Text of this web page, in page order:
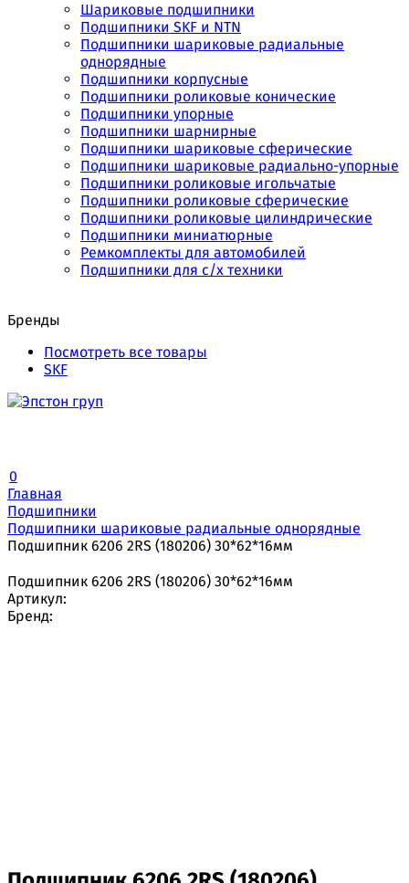
Шариковые подшипники
Подшипники SKF и NTN
Подшипники шариковые радиальные
однорядные
Подшипники корпусные
Подшипники роликовые конические
Подшипники упорные
Подшипники шарнирные
Подшипники шариковые сферические
Подшипники шариковые радиально-упорные
Подшипники роликовые игольчатые
Подшипники роликовые сферические
Подшипники роликовые цилиндрические
Подшипники миниатюрные
Ремкомплекты для автомобилей
Подшипники для с/х техники
Бренды
Посмотреть все товары
SKF
0
Главная
Подшипники
Подшипники шариковые радиальные однорядные
Подшипник 6206 2RS (180206) 30*62*16мм
Подшипник 6206 2RS (180206) 30*62*16мм
Артикул:
Бренд: